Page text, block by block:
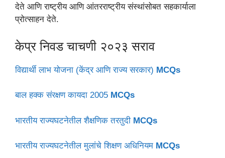
देते आणि राष्ट्रीय आणि आंतरराष्ट्रीय संस्थांसोबत सहकार्याला
प्रोत्साहन देते.
केप्र निवड चाचणी २०२३ सराव
विद्यार्थी लाभ योजना (केंद्र आणि राज्य सरकार) MCQs
बाल हक्क संरक्षण कायदा 2005 MCQs
भारतीय राज्यघटनेतील शैक्षणिक तरतुदी MCQs
भारतीय राज्यघटनेतील मुलांचे शिक्षण अधिनियम MCQs